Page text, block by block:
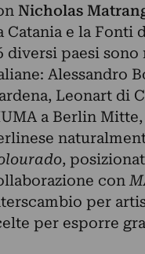
Nicholas
Catania e la Fonti
diversi paesi
Alessandro
Leonart di
a Berlin
,
con
per
per esporre